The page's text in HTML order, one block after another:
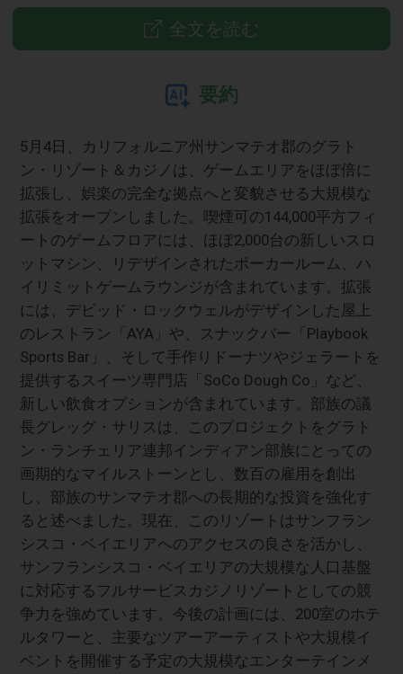
全文を読む
要約
5月4日、カリフォルニア州サンマテオ郡のグラト
ン・リゾート＆カジノは、ゲームエリアをほぼ倍に
拡張し、娯楽の完全な拠点へと変貌させる大規模な
拡張をオープンしました。喫煙可の144,000平方フィ
ートのゲームフロアには、ほぼ2,000台の新しいスロ
ットマシン、リデザインされたポーカールーム、ハ
イリミットゲームラウンジが含まれています。拡張
には、デビッド・ロックウェルがデザインした屋上
のレストラン「AYA」や、スナックバー「Playbook
Sports Bar」、そして手作りドーナツやジェラートを
提供するスイーツ専門店「SoCo Dough Co」など、
新しい飲食オプションが含まれています。部族の議
長グレッグ・サリスは、このプロジェクトをグラト
ン・ランチェリア連邦インディアン部族にとっての
画期的なマイルストーンとし、数百の雇用を創出
し、部族のサンマテオ郡への長期的な投資を強化す
ると述べました。現在、このリゾートはサンフラン
シスコ・ベイエリアへのアクセスの良さを活かし、
サンフランシスコ・ベイエリアの大規模な人口基盤
に対応するフルサービスカジノリゾートとしての競
争力を強めています。今後の計画には、200室のホテ
ルタワーと、主要なツアーアーティストや大規模イ
ベントを開催する予定の大規模なエンターテインメ